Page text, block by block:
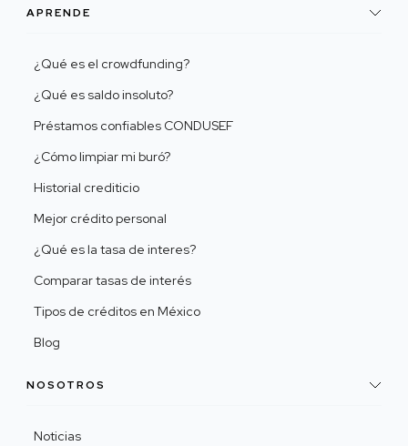
APRENDE
¿Qué es el crowdfunding?
¿Qué es saldo insoluto?
Préstamos confiables CONDUSEF
¿Cómo limpiar mi buró?
Historial crediticio
Mejor crédito personal
¿Qué es la tasa de interes?
Comparar tasas de interés
Tipos de créditos en México
Blog
NOSOTROS
Noticias